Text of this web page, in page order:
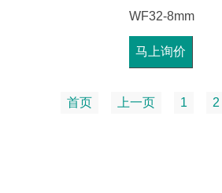
WF32-8mm
马上询价
首页 上一页 1 2